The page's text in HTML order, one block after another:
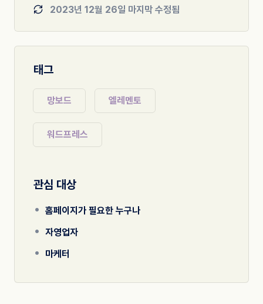
2023년 12월 26일 마지막 수정됨
태그
망보드 엘레멘토
워드프레스
관심 대상
홈페이지가 필요한 누구나
자영업자
마케터